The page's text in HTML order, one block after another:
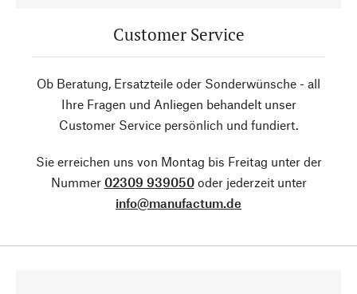
Customer Service
Ob Beratung, Ersatzteile oder Sonderwünsche - all
Ihre Fragen und Anliegen behandelt unser
Customer Service persönlich und fundiert.
Sie erreichen uns von Montag bis Freitag unter der
Nummer 02309 939050oder jederzeit unter
info@manufactum.de